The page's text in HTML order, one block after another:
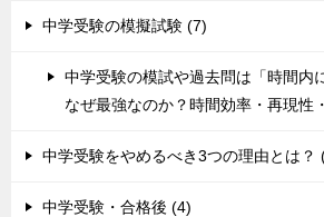
中学受験の模擬試験 (7)
中学受験の模試や過去問は「時間内
なぜ最強なのか？時間効率・再現性
中学受験をやめるべき3つの理由とは？
中学受験・合格後 (4)